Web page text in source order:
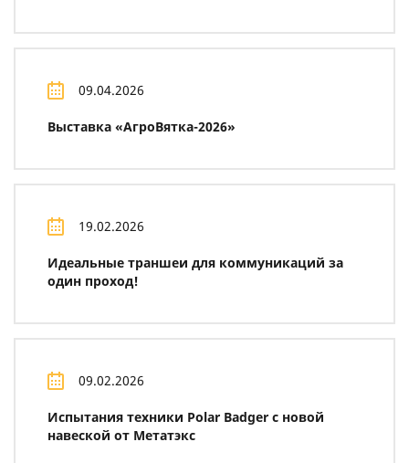
09.04.2026
Выставка «АгроВятка-2026»
19.02.2026
Идеальные траншеи для коммуникаций за
один проход!
09.02.2026
Испытания техники Polar Badger с новой
навеской от Метатэкс